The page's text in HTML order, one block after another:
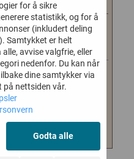
CAPRICE PRISCILLAS VIOLET
De fantastiske Priscillas er
Caprices statement piece
nummer 1! Dette er rett og slett...
1.750,-
for å sikre
statistikk, og for å
(inkludert deling
Samtykket er helt
avvise valgfrie, eller
nedenfor. Du kan når
dine samtykker via
på nettsiden vår.
Godta alle